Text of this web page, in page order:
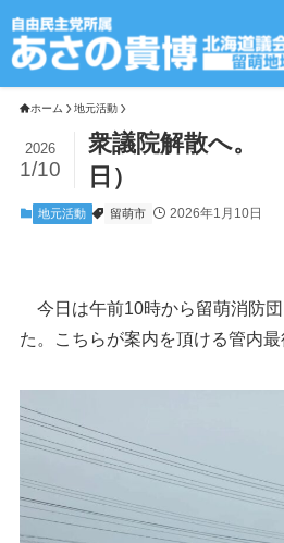
ホーム 地元活動
衆議院解散へ。
日）
2026
1/10
地元活動 留萌市 2026年1月10日
今日は午前10時から留萌消防
た。こちらが案内を頂ける管内最